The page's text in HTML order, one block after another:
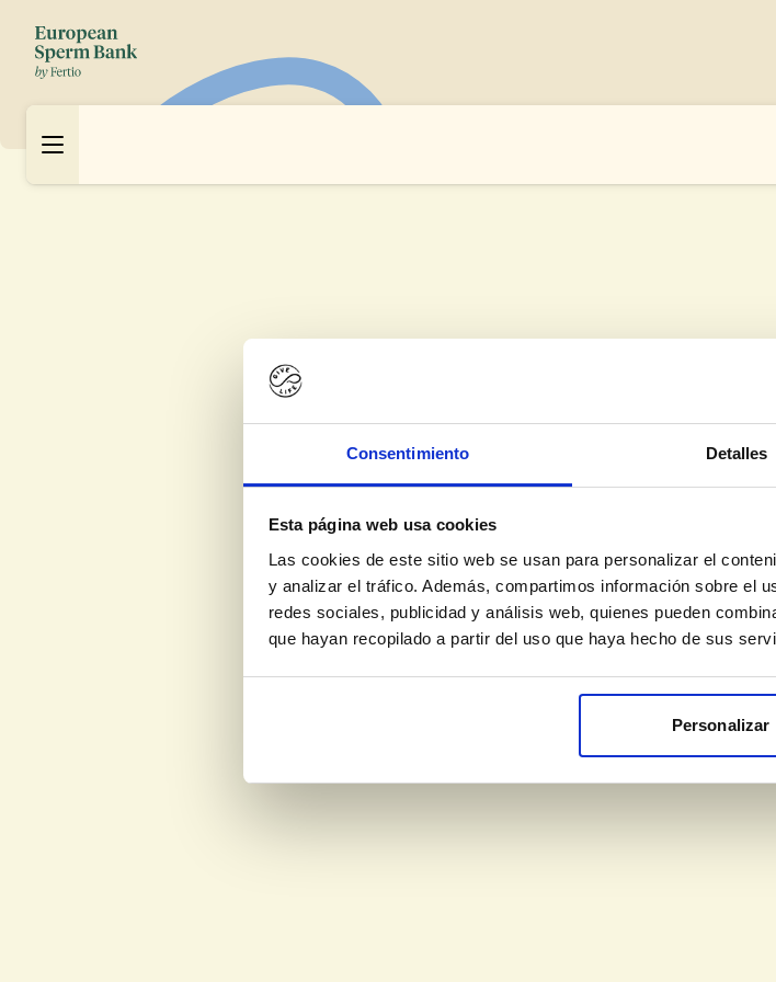
Consentimiento Detalles
Esta página web usa cookies
Las cookies de este sitio web se usan para personalizar el
y analizar el tráfico. Además, compartimos información sobre el
redes sociales, publicidad y análisis web, quienes pueden
que hayan recopilado a partir del uso que haya hecho de sus
Personalizar